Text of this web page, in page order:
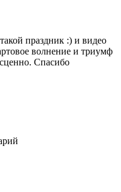
праздник :) и видео
волнение и триумф
Спасибо